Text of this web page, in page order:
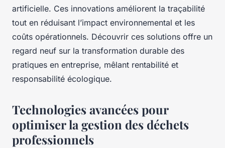
artificielle. Ces innovations améliorent la traçabilité
tout en réduisant l’impact environnemental et les
coûts opérationnels. Découvrir ces solutions offre un
regard neuf sur la transformation durable des
pratiques en entreprise, mêlant rentabilité et
responsabilité écologique.
Technologies avancées pour
optimiser la gestion des déchets
professionnels